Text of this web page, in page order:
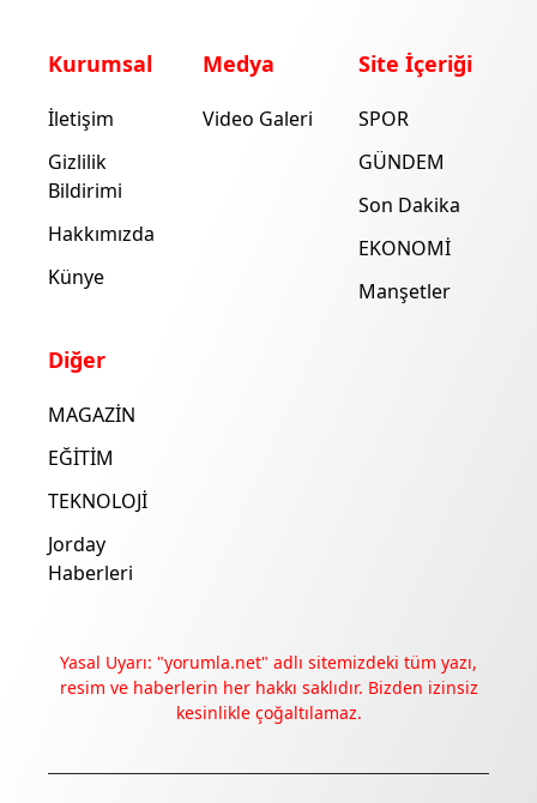
Deneyimini iyileştirmek ve içeriğimizi geliştirmek için çerezler
Kurumsal
İletişim
Gizlilik
Bildirimi
Hakkımızda
Künye
Medya
Video Galeri
Site İçeriği
SPOR
GÜNDEM
Son Dakika
EKONOMİ
Manşetler
Diğer
MAGAZİN
EĞİTİM
TEKNOLOJİ
Jorday
Haberleri
Yasal Uyarı: "yorumla.net" adlı sitemizdeki tüm yazı,
resim ve haberlerin her hakkı saklıdır. Bizden izinsiz
kesinlikle çoğaltılamaz.